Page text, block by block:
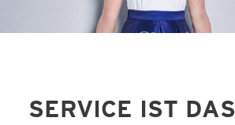
DAHEIM
BERATUNG
SERVICE IST DAS